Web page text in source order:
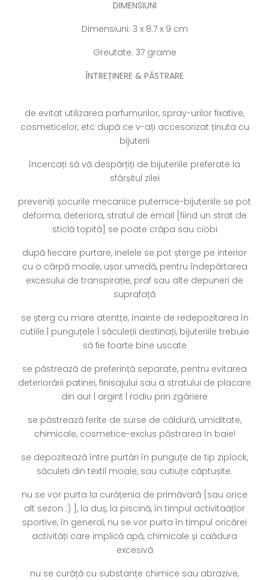
DIMENSIUNI
Dimensiuni: 3 x 8.7 x 9 cm
Greutate: 37 grame
ÎNTREȚINERE & PĂSTRARE
de evitat utilizarea parfumurilor, spray-urilor fixative,
cosmeticelor, etc după ce v-ați accesorizat ținuta cu
bijuterii
încercați să vă despărțiți de bijuteriile preferate la
sfârșitul zilei
preveniți șocurile mecanice puternice-bijuteriile se pot
deforma, deteriora, stratul de email [fiind un strat de
sticlă topită] se poate crăpa sau ciobi
după fiecare purtare, inelele se pot șterge pe interior
cu o cârpă moale, ușor umedă, pentru îndepărtarea
excesului de transpirație, praf sau alte depuneri de
suprafață
se șterg cu mare atentțe, înainte de redepozitarea în
cutiile | punguțele | săculeții destinați, bijuteriile trebuie
să fie foarte bine uscate
se păstrează de preferință separate, pentru evitarea
deteriorării patinei, finisajului sau a stratului de placare
din aur | argint | rodiu prin zgâriere
se păstrează ferite de surse de căldură, umiditate,
chimicale, cosmetice-exclus păstrarea în baie!
se depozitează între purtări în punguțe de tip ziplock,
săculeti din textil moale, sau cutiuțe căptușite.
nu se vor purta la curățenia de primăvară [sau orice
alt sezon :) ], la duș, la piscină, în timpul activitaățlor
sportive, în general, nu se vor purta în timpul oricărei
activități care implică apă, chimicale și caădura
excesivă
nu se curăță cu substanțe chimice sau abrazive,